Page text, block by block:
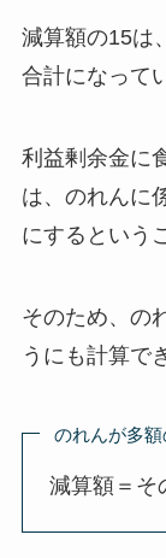
減算額の15は
合計になって
利益剰余金に
は、 のれんに
にする という
そのため、の
うにも計算で
のれんが多
減算額＝そ